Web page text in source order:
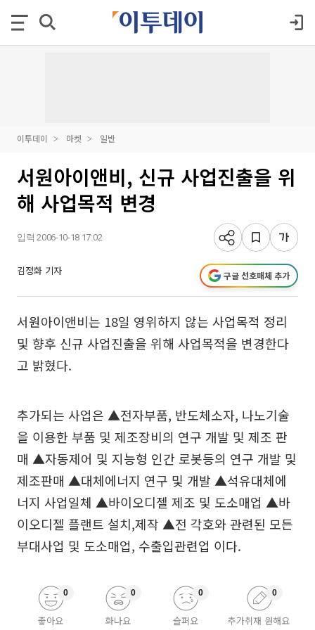
이투데이 마켓 일반
서원아이앤비, 신규 사업진출을 위
해 사업목적 변경
입력 2006-10-18 17:02
김정화 기자 구글 선호매체 추가
서원아이앤비는 18일 영위하지 않는 사업목적 정리
및 향후 신규 사업진출을 위해 사업목적을 변경한다
고 밝혔다.
추가되는 사업은 ▲전자부품, 반도체소자, 나노기술
을 이용한 부품 및 제조장비의 연구 개발 및 제조 판
매 ▲자동제어 및 지능형 인간 로봇등의 연구 개발 및
제조판매 ▲대체에너지 연구 및 개발 ▲석유대체에
너지 사업일체 ▲바이오디젤 제조 및 도소매업 ▲바
이오디젤 플랜트 설치,제작 ▲전 각호와 관련된 모든
부대사업 및 도소매업, 수출입관련업 이다.
좋아요
0
화나요
0
슬퍼요
0
추가취재 원해요
0